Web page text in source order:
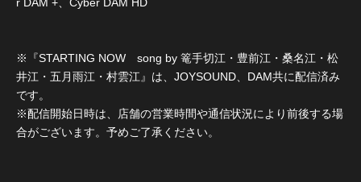
※『STARTING NOW song by 篭手切江・豊前江・桑名江・松
井江・五月雨江・村雲江』は、JOYSOUND、DAM共に配信済み
です。
※配信開始日時は、店舗の営業時間や通信状況により前後する場
合がございます。予めご了承ください。